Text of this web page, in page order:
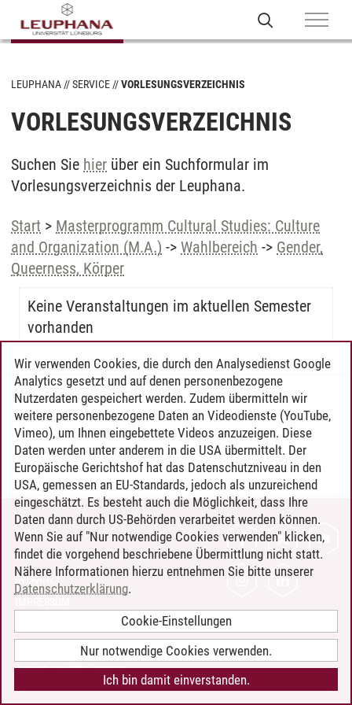
LEUPHANA SERVICE VORLESUNGSVERZEICHNIS
VORLESUNGSVERZEICHNIS
Suchen Sie hier über ein Suchformular im
Vorlesungsverzeichnis der Leuphana.
Start > Masterprogramm Cultural Studies: Culture
and Organization (M.A.) -> Wahlbereich -> Gender,
Queerness, Körper
Keine Veranstaltungen im aktuellen Semester
vorhanden
Timo Leder/30.06.2024
KONTAKT
LEUPHANA ALS ARBEITGEBER
INTRANET
BARRIEREFREIHEIT
COOKIE-EINSTELLUNGEN
Wir verwenden Cookies, die durch den Analysedienst Google
Analytics gesetzt und auf denen personenbezogene
Nutzerdaten gespeichert werden. Zudem übermitteln wir
weitere personenbezogene Daten an Videodienste (YouTube,
Vimeo), um Ihnen eingebettete Videos anzuzeigen. Diese
Daten werden unter anderem in die USA übermittelt. Der
Europäische Gerichtshof hat das Datenschutzniveau in den
USA, gemessen an EU-Standards, jedoch als unzureichend
eingeschätzt. Es besteht auch die Möglichkeit, dass Ihre
Daten dann durch US-Behörden verarbeitet werden können.
Wenn Sie auf "Nur notwendige Cookies verwenden" klicken,
findet die vorgehend beschriebene Übermittlung nicht statt.
Nähere Informationen hierzu entnehmen Sie bitte unserer
Datenschutzerklärung.
Cookie-Einstellungen
Nur notwendige Cookies verwenden.
Ich bin damit einverstanden.